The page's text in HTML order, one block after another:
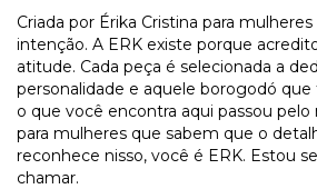
Criada por Érika Cristina para
intenção. A ERK existe porque
atitude. Cada peça é selecionada a
personalidade e aquele borogodó que
o que você encontra aqui passou pelo
para mulheres que sabem que o
reconhece nisso, você é ERK. Estou
chamar.